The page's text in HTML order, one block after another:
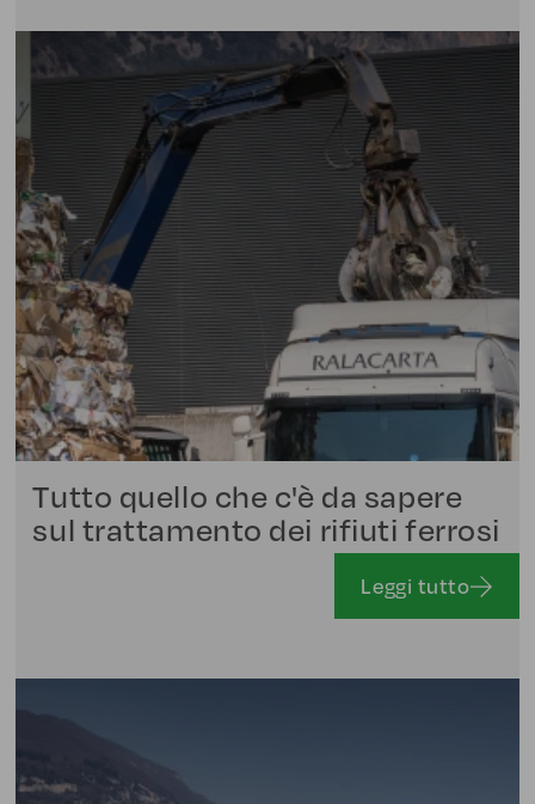
Tutto quello che c'è da sapere
sul trattamento dei rifiuti ferrosi
Leggi tutto